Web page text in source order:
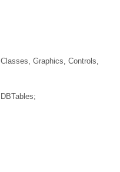
Graphics, Controls,